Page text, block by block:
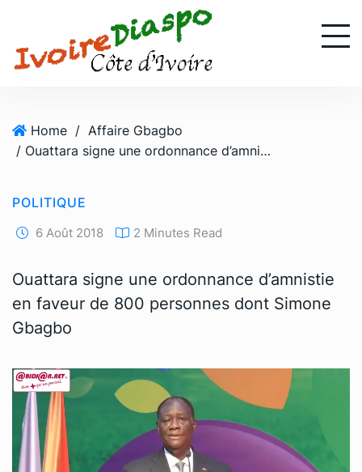
Home / Affaire Gbagbo
/ Ouattara signe une ordonnance d’amnistie en faveur de 800 personnes dont Simone Gbagbo
POLITIQUE
6 Août 2018 2 Minutes Read
Ouattara signe une ordonnance d’amnistie
en faveur de 800 personnes dont Simone
Gbagbo